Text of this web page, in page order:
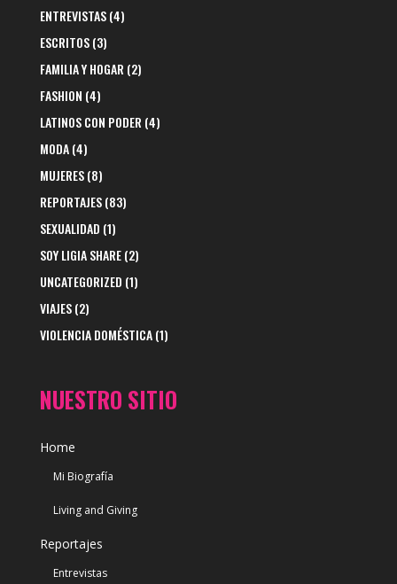
ENTREVISTAS(4)
ESCRITOS(3)
FAMILIA Y HOGAR (2)
FASHION (4)
LATINOS CON PODER (4)
MODA(4)
MUJERES(8)
REPORTAJES(83)
SEXUALIDAD (1)
SOY LIGIA SHARE(2)
UNCATEGORIZED (1)
VIAJES(2)
VIOLENCIA DOMÉSTICA(1)
NUESTRO SITIO
Home
Mi Biografía
Living and Giving
Reportajes
Entrevistas